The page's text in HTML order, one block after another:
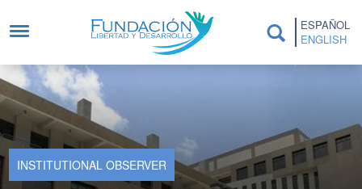
ESPAÑOL
ENGLISH
INSTITUTIONAL OBSERVER